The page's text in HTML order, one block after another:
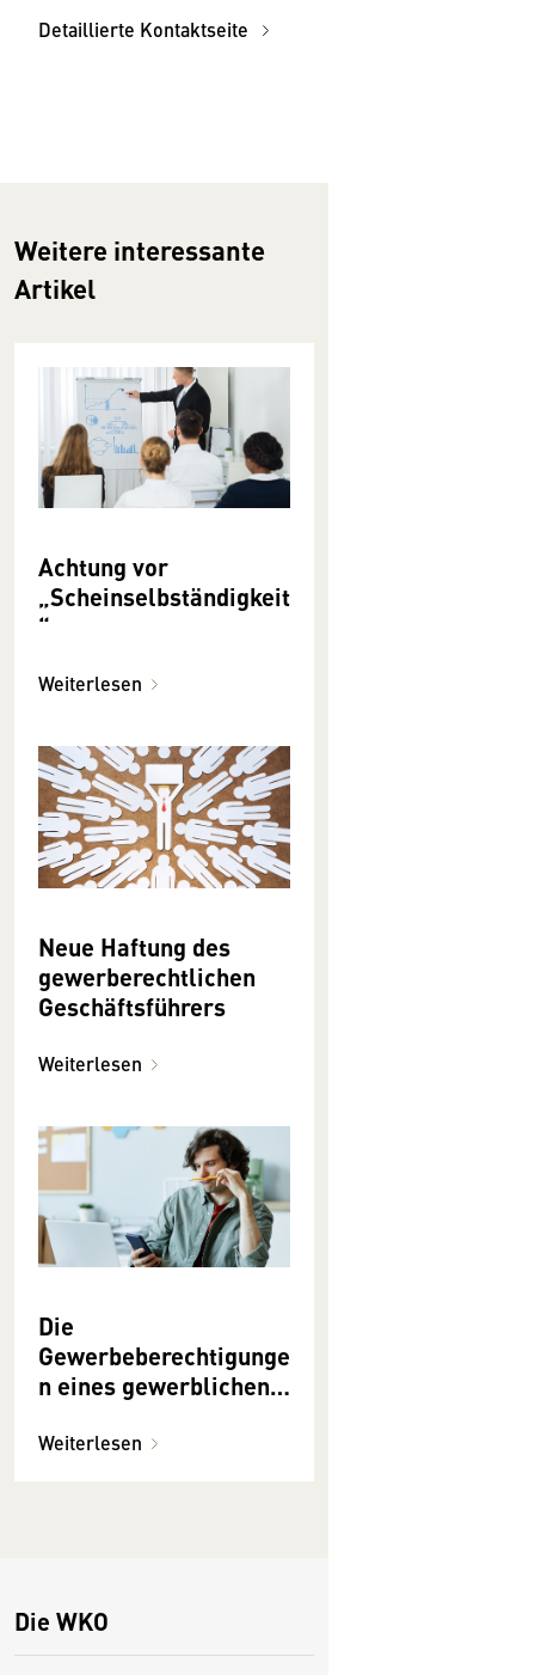
Detaillierte Kontaktseite
Weitere interessante
Artikel
Achtung vor
„Scheinselbständigkeit
“
Weiterlesen
Neue Haftung des
gewerberechtlichen
Geschäftsführers
Weiterlesen
Die
Gewerbeberechtigunge
n eines gewerblichen
nachsehen
Weiterlesen
Die WKO